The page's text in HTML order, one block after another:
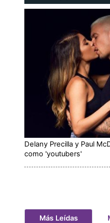
Delany Precilla y Paul
como 'youtubers'
Más Leídas